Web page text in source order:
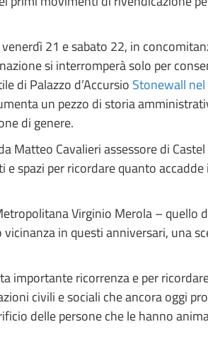
21 e sabato 22, in
si interromperà solo per
di Palazzo d’Accursio Stonewall nel
un pezzo di storia
di genere.
Matteo Cavalieri assessore di
spazi per ricordare quanto
Virginio Merola – quello
in questi anniversari, una
importante ricorrenza e per
civili e sociali che ancora oggi
delle persone che le hanno